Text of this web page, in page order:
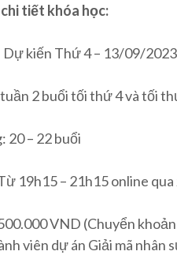
tiết khóa học:
Dự kiến Thứ 4 – 13/09/2023
2 buổi tối thứ 4 và tối
20 – 22 buổi
19h15 – 21h15 online qua
VND (Chuyển
viên dự án Giải mã nhân